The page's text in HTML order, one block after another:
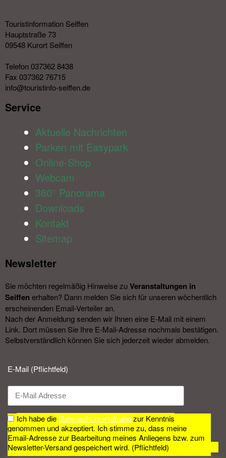
Touristinformation Seiffen
Hauptstraße 73
09548 Kurort Seiffen
Telefon 037362 8438
Fax 037362 76715
info@touristinfo-seiffen.de
Service​
Aktuelle Nachrichten
Parken mit Easypark
Online-Shop
Webcam
360° Panorama
Downloads
Kontakt
Sitemap
Newsletter​
Sie möchten regelmäßig Hinweise zu Veranstal­tungen in
Seiffen erhalten? Dann melden Sie sich für unseren wöchentlich
erscheinenden Email-Verteiler an.
Nach der Anmeldung senden wir Ihnen eine E-Mail mit einem
Link. Dort müssen Sie Ihre E-Mail-Adresse nochmals bestätigen.
Selbstverständlich können Sie sich jederzeit wieder abmelden.​
E-Mail (Pflichtfeld)
Ich habe die Datenschutzerklärungzur Kenntnis
genommen und akzeptiert. Ich stimme zu, dass meine
Email-Adresse zur Bearbeitung meines Anliegens bzw. zum
Newsletter-Versand gespeichert wird. (Pflichtfeld)